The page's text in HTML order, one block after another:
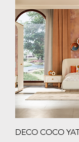
DECO COCO